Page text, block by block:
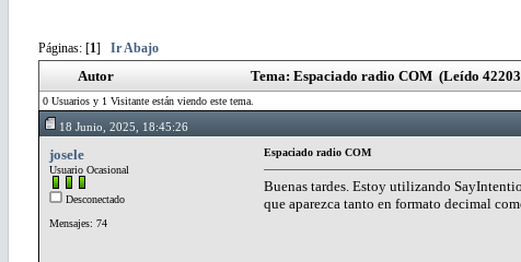
Páginas: [1] Ir Abajo
Autor Tema: Espaciado radio COM (Leído 42203
0 Usuarios y 1 Visitante están viendo este tema.
18 Junio, 2025, 18:45:26
josele
Usuario Ocasional
Desconectado
Mensajes: 74
Espaciado radio COM
Buenas tardes. Estoy utilizando
que aparezca tanto en formato decimal